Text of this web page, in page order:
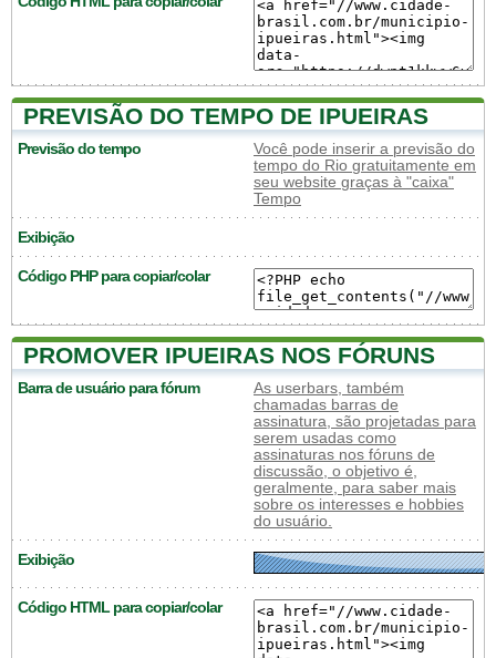
PREVISÃO DO TEMPO DE IPUEIRAS
Previsão do tempo
Você pode inserir a previsão do
tempo do Rio gratuitamente em
seu website graças à "caixa"
Tempo
Exibição
Código PHP para copiar/colar
PROMOVER IPUEIRAS NOS FÓRUNS
Barra de usuário para fórum
As userbars, também
chamadas barras de
assinatura, são projetadas para
serem usadas como
assinaturas nos fóruns de
discussão, o objetivo é,
geralmente, para saber mais
sobre os interesses e hobbies
do usuário.
Exibição
Código HTML para copiar/colar